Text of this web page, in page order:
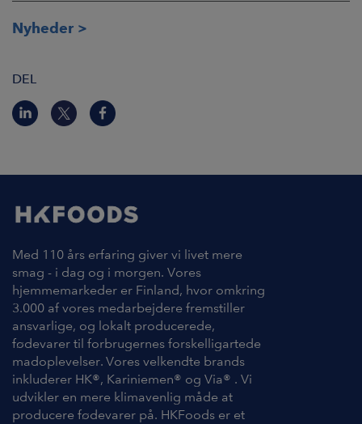
Nyheder
DEL
Med 110 års erfaring giver vi livet mere
smag - i dag og i morgen. Vores
hjemmemarkeder er Finland, hvor omkring
3.000 af vores medarbejdere fremstiller
ansvarlige, og lokalt producerede,
fødevarer til forbrugernes forskelligartede
madoplevelser. Vores velkendte brands
inkluderer HK®, Kariniemen® og Via® . Vi
udvikler en mere klimavenlig måde at
producere fødevarer på. HKFoods er et